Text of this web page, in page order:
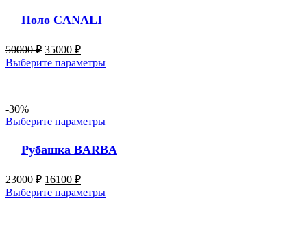
Поло CANALI
50000₽ 35000 ₽
Выберите параметры
-30%
Выберите параметры
Рубашка BARBA
23000₽ 16100 ₽
Выберите параметры